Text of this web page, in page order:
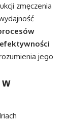
zmęczenia
jego
w